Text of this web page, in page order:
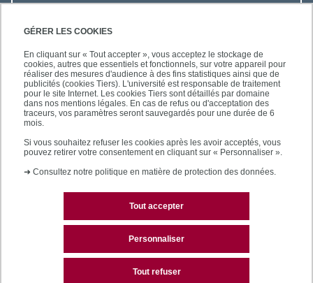
GÉRER LES COOKIES
En cliquant sur « Tout accepter », vous acceptez le stockage de
cookies, autres que essentiels et fonctionnels, sur votre appareil pour
réaliser des mesures d'audience à des fins statistiques ainsi que de
publicités (cookies Tiers). L'université est responsable de traitement
pour le site Internet. Les cookies Tiers sont détaillés par domaine
dans nos mentions légales. En cas de refus ou d'acceptation des
traceurs, vos paramètres seront sauvegardés pour une durée de 6
mois.
Si vous souhaitez refuser les cookies après les avoir acceptés, vous
pouvez retirer votre consentement en cliquant sur « Personnaliser ».
➜ Consultez notre politique en matière de protection des données.
Tout accepter
Tout refuser
Personnaliser
ACCÈS RAPIDES
LES BU SUR...
Mentions légales
Contactez les bibliothèques